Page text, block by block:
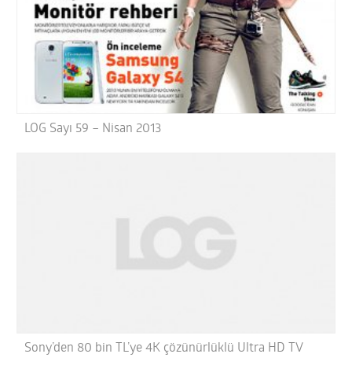
LOG Sayı 59 – Nisan 2013
Sony’den 80 bin TL’ye 4K çözünürlüklü Ultra HD TV